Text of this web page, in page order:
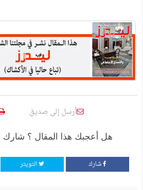
أرسل إلى صديق
هل أعجبك هذا المقال ؟ شارك
شارك التويتر